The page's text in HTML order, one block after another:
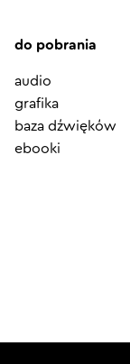
do pobrania
audio
grafika
baza dźwięków
ebooki